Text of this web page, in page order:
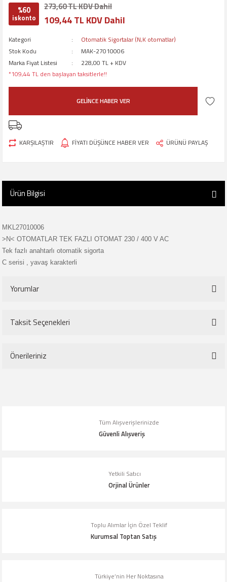
%60
iskonto
273,60 TL KDV Dahil
109,44 TL KDV Dahil
Kategori
Otomatik Sigortalar (N,K otomatlar)
Stok Kodu
MAK-27010006
Marka Fiyat Listesi
228,00 TL + KDV
*109,44 TL den başlayan taksitlerle!!
GELİNCE HABER VER
KARŞILAŞTIR FİYATI DÜŞÜNCE HABER VER ÜRÜNÜ PAYLAŞ
Ürün Bilgisi
MKL27010006
>N< OTOMATLAR TEK FAZLI OTOMAT 230 / 400 V AC
Tek fazlı anahtarlı otomatik sigorta
C serisi , yavaş karakterli
Yorumlar
Taksit Seçenekleri
Önerileriniz
Görüş ve önerileriniz için teşekkür ederiz.
Ürün açıklamasında eksik bilgiler bulunuyor.
Ürün bilgilerinde hatalar bulunuyor.
Tüm Alışverişlerinizde
Güvenli Alışveriş
Yetkili Satıcı
Orjinal Ürünler
Toplu Alımlar İçin Özel Teklif
Kurumsal Toptan Satış
Türkiye’nin Her Noktasına